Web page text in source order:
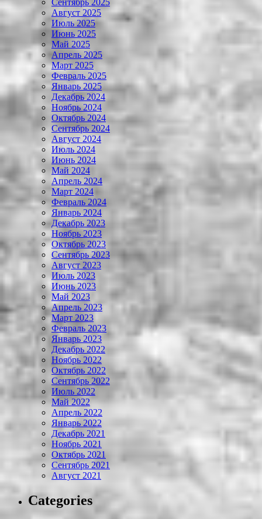
Сентябрь 2025
Август 2025
Июль 2025
Июнь 2025
Май 2025
Апрель 2025
Март 2025
Февраль 2025
Январь 2025
Декабрь 2024
Ноябрь 2024
Октябрь 2024
Сентябрь 2024
Август 2024
Июль 2024
Июнь 2024
Май 2024
Апрель 2024
Март 2024
Февраль 2024
Январь 2024
Декабрь 2023
Ноябрь 2023
Октябрь 2023
Сентябрь 2023
Август 2023
Июль 2023
Июнь 2023
Май 2023
Апрель 2023
Март 2023
Февраль 2023
Январь 2023
Декабрь 2022
Ноябрь 2022
Октябрь 2022
Сентябрь 2022
Июль 2022
Май 2022
Апрель 2022
Январь 2022
Декабрь 2021
Ноябрь 2021
Октябрь 2021
Сентябрь 2021
Август 2021
Categories